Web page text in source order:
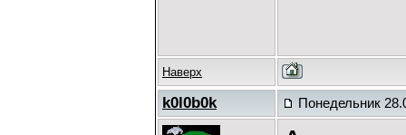
Наверх
k0l0b0k Понедельник